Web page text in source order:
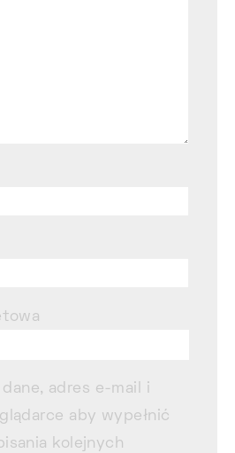
adres e-mail i
aby wypełnić
kolejnych